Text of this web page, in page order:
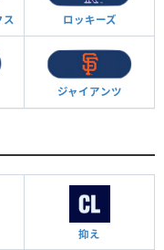
ス ロッキーズ
ジャイアンツ
抑え